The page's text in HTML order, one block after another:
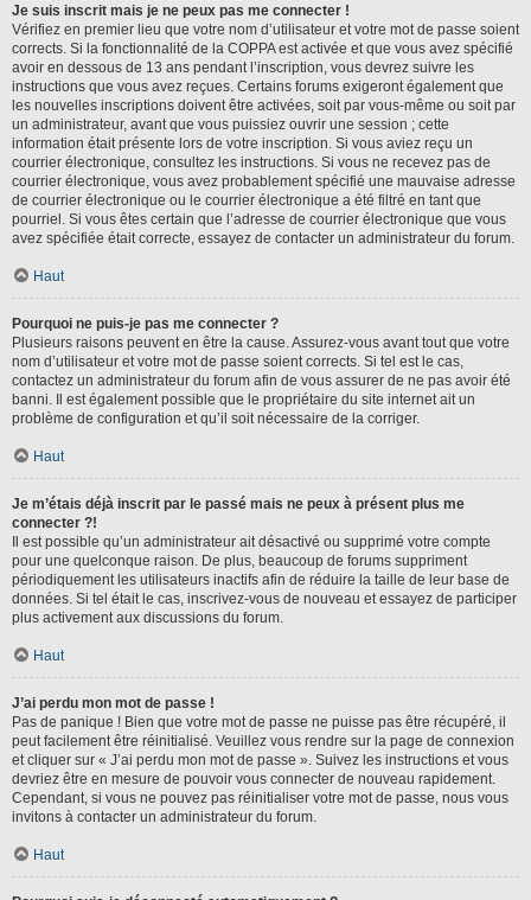
Je suis inscrit mais je ne peux pas me connecter !
Vérifiez en premier lieu que votre nom d’utilisateur et votre mot de passe soient
corrects. Si la fonctionnalité de la COPPA est activée et que vous avez spécifié
avoir en dessous de 13 ans pendant l’inscription, vous devrez suivre les
instructions que vous avez reçues. Certains forums exigeront également que
les nouvelles inscriptions doivent être activées, soit par vous-même ou soit par
un administrateur, avant que vous puissiez ouvrir une session ; cette
information était présente lors de votre inscription. Si vous aviez reçu un
courrier électronique, consultez les instructions. Si vous ne recevez pas de
courrier électronique, vous avez probablement spécifié une mauvaise adresse
de courrier électronique ou le courrier électronique a été filtré en tant que
pourriel. Si vous êtes certain que l’adresse de courrier électronique que vous
avez spécifiée était correcte, essayez de contacter un administrateur du forum.
Haut
Pourquoi ne puis-je pas me connecter ?
Plusieurs raisons peuvent en être la cause. Assurez-vous avant tout que votre
nom d’utilisateur et votre mot de passe soient corrects. Si tel est le cas,
contactez un administrateur du forum afin de vous assurer de ne pas avoir été
banni. Il est également possible que le propriétaire du site internet ait un
problème de configuration et qu’il soit nécessaire de la corriger.
Haut
Je m’étais déjà inscrit par le passé mais ne peux à présent plus me
connecter ?!
Il est possible qu’un administrateur ait désactivé ou supprimé votre compte
pour une quelconque raison. De plus, beaucoup de forums suppriment
périodiquement les utilisateurs inactifs afin de réduire la taille de leur base de
données. Si tel était le cas, inscrivez-vous de nouveau et essayez de participer
plus activement aux discussions du forum.
Haut
J’ai perdu mon mot de passe !
Pas de panique ! Bien que votre mot de passe ne puisse pas être récupéré, il
peut facilement être réinitialisé. Veuillez vous rendre sur la page de connexion
et cliquer sur « J’ai perdu mon mot de passe ». Suivez les instructions et vous
devriez être en mesure de pouvoir vous connecter de nouveau rapidement.
Cependant, si vous ne pouvez pas réinitialiser votre mot de passe, nous vous
invitons à contacter un administrateur du forum.
Haut